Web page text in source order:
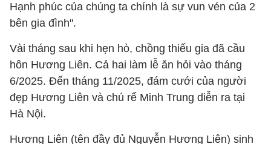
Hạnh phúc của chúng ta chính là sự vun vén của 2
bên gia đình".
Vài tháng sau khi hẹn hò, chồng thiếu gia đã cầu
hôn Hương Liên. Cả hai làm lễ ăn hỏi vào tháng
6/2025. Đến tháng 11/2025, đám cưới của người
đẹp Hương Liên và chú rể Minh Trung diễn ra tại
Hà Nội.
Hương Liên (tên đầy đủ Nguyễn Hương Liên) sinh